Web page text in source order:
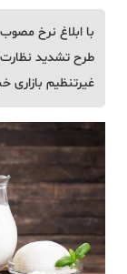
با ابلاغ نرخ
طرح تشدید نظارت
غیرتنظیم بازاری